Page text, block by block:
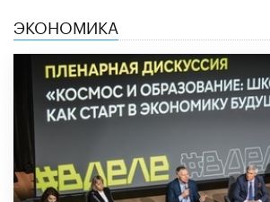
ЭКОНОМИКА